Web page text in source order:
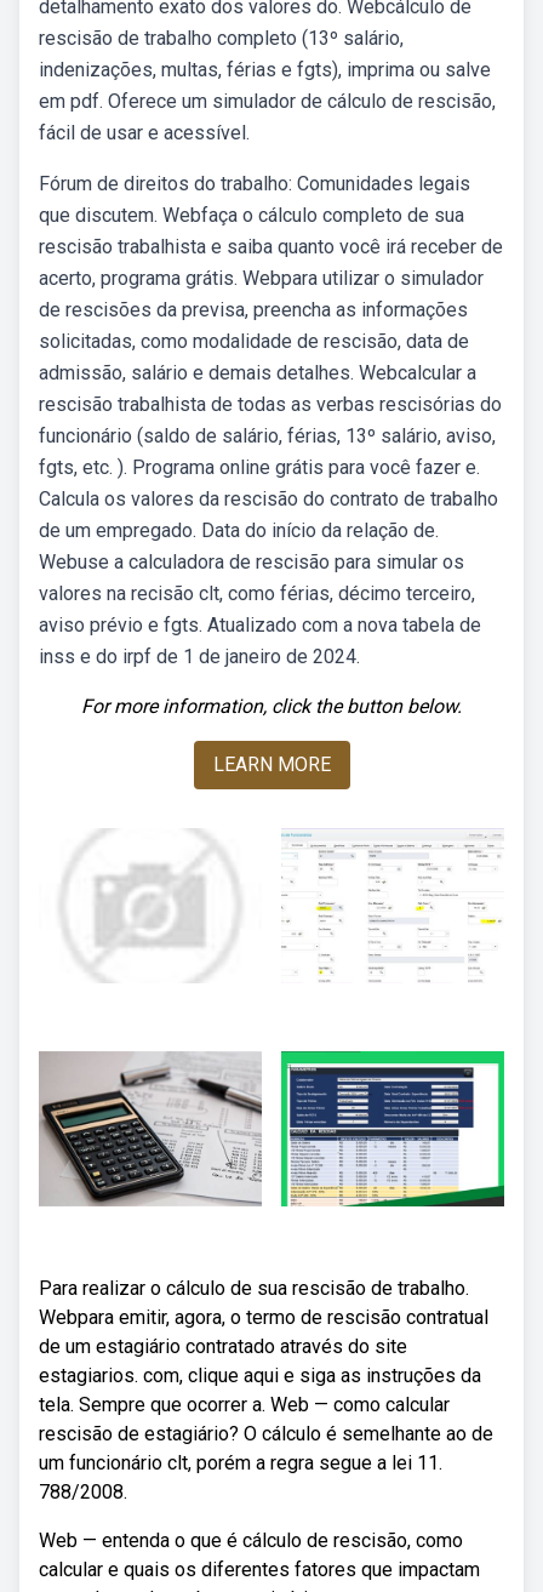
detalhamento exato dos valores do. Webcálculo de
rescisão de trabalho completo (13º salário,
indenizações, multas, férias e fgts), imprima ou salve
em pdf. Oferece um simulador de cálculo de rescisão,
fácil de usar e acessível.
Fórum de direitos do trabalho: Comunidades legais
que discutem. Webfaça o cálculo completo de sua
rescisão trabalhista e saiba quanto você irá receber de
acerto, programa grátis. Webpara utilizar o simulador
de rescisões da previsa, preencha as informações
solicitadas, como modalidade de rescisão, data de
admissão, salário e demais detalhes. Webcalcular a
rescisão trabalhista de todas as verbas rescisórias do
funcionário (saldo de salário, férias, 13º salário, aviso,
fgts, etc. ). Programa online grátis para você fazer e.
Calcula os valores da rescisão do contrato de trabalho
de um empregado. Data do início da relação de.
Webuse a calculadora de rescisão para simular os
valores na recisão clt, como férias, décimo terceiro,
aviso prévio e fgts. Atualizado com a nova tabela de
inss e do irpf de 1 de janeiro de 2024.
For more information, click the button below.
LEARN MORE
Para realizar o cálculo de sua rescisão de trabalho.
Webpara emitir, agora, o termo de rescisão contratual
de um estagiário contratado através do site
estagiarios. com, clique aqui e siga as instruções da
tela. Sempre que ocorrer a. Web — como calcular
rescisão de estagiário? O cálculo é semelhante ao de
um funcionário clt, porém a regra segue a lei 11.
788/2008.
Web — entenda o que é cálculo de rescisão, como
calcular e quais os diferentes fatores que impactam